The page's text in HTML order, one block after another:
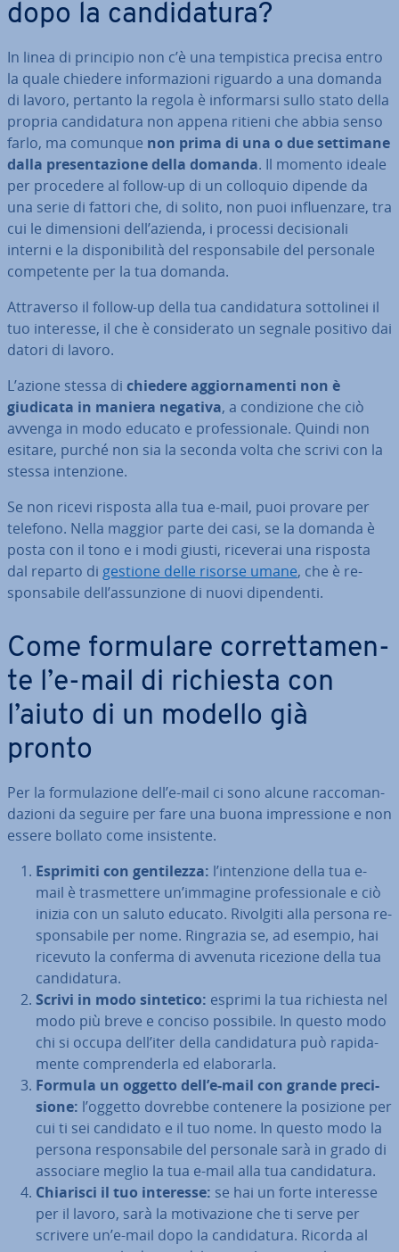
dopo la can­di­da­tu­ra?
In linea di principio non c’è una tem­pi­sti­ca precisa entro
la quale chiedere in­for­ma­zio­ni riguardo a una domanda
di lavoro, pertanto la regola è in­for­mar­si sullo stato della
propria can­di­da­tu­ra non appena ritieni che abbia senso
farlo, ma comunque non prima di una o due settimane
dalla pre­sen­ta­zio­ne della domanda. Il momento ideale
per procedere al follow-up di un colloquio dipende da
una serie di fattori che, di solito, non puoi in­fluen­za­re, tra
cui le di­men­sio­ni dell’azienda, i processi de­ci­sio­na­li
interni e la di­spo­ni­bi­li­tà del re­spon­sa­bi­le del personale
com­pe­ten­te per la tua domanda.
At­tra­ver­so il follow-up della tua can­di­da­tu­ra sot­to­li­nei il
tuo interesse, il che è con­si­de­ra­to un segnale positivo dai
datori di lavoro.
L’azione stessa di chiedere ag­gior­na­men­ti non è
giudicata in maniera negativa, a con­di­zio­ne che ciò
avvenga in modo educato e pro­fes­sio­na­le. Quindi non
esitare, purché non sia la seconda volta che scrivi con la
stessa in­ten­zio­ne.
Se non ricevi risposta alla tua e-mail, puoi provare per
telefono. Nella maggior parte dei casi, se la domanda è
posta con il tono e i modi giusti, riceverai una risposta
dal reparto di gestione delle risorse umane, che è re­
spon­sa­bi­le dell’as­sun­zio­ne di nuovi di­pen­den­ti.
Come formulare cor­ret­ta­men­
te l’e-mail di richiesta con
l’aiuto di un modello già
pronto
Per la for­mu­la­zio­ne dell’e-mail ci sono alcune rac­co­man­
da­zio­ni da seguire per fare una buona im­pres­sio­ne e non
essere bollato come in­si­sten­te.
Esprimiti con gen­ti­lez­za: l’in­ten­zio­ne della tua e-
mail è tra­smet­te­re un’immagine pro­fes­sio­na­le e ciò
inizia con un saluto educato. Rivolgiti alla persona re­
spon­sa­bi­le per nome. Ringrazia se, ad esempio, hai
ricevuto la conferma di avvenuta ricezione della tua
can­di­da­tu­ra.
Scrivi in modo sintetico: esprimi la tua richiesta nel
modo più breve e conciso possibile. In questo modo
chi si occupa dell’iter della can­di­da­tu­ra può ra­pi­da­
men­te com­pren­der­la ed ela­bo­rar­la.
Formula un oggetto dell’e-mail con grande pre­ci­
sio­ne: l’oggetto dovrebbe contenere la posizione per
cui ti sei candidato e il tuo nome. In questo modo la
persona re­spon­sa­bi­le del personale sarà in grado di
associare meglio la tua e-mail alla tua can­di­da­tu­ra.
Chiarisci il tuo interesse: se hai un forte interesse
per il lavoro, sarà la mo­ti­va­zio­ne che ti serve per
scrivere un’e-mail dopo la can­di­da­tu­ra. Ricorda al